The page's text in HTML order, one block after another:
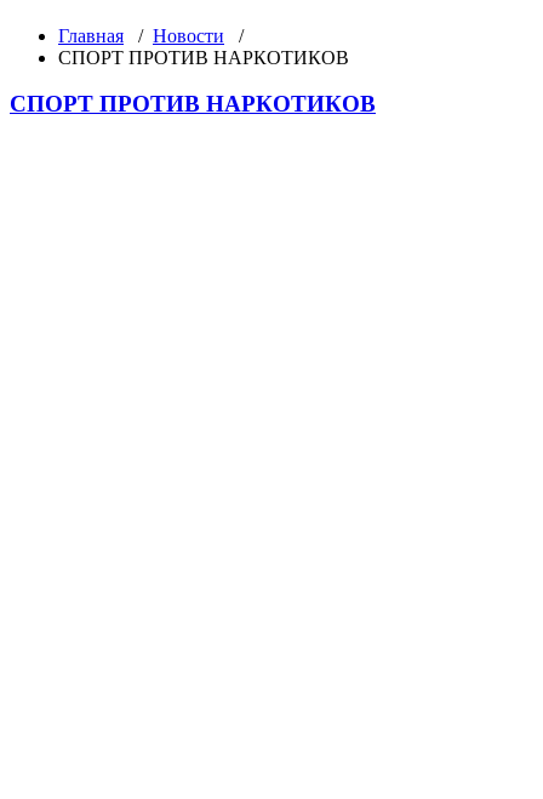
Главная / Новости /
СПОРТ ПРОТИВ НАРКОТИКОВ
СПОРТ ПРОТИВ НАРКОТИКОВ